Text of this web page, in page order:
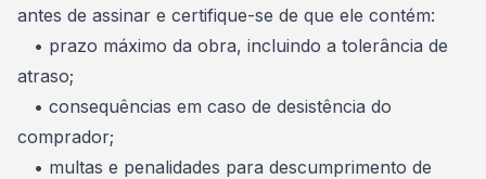
antes de assinar e certifique-se de que ele contém:
• prazo máximo da obra, incluindo a tolerância de
atraso;
• consequências em caso de desistência do
comprador;
• multas e penalidades para descumprimento de